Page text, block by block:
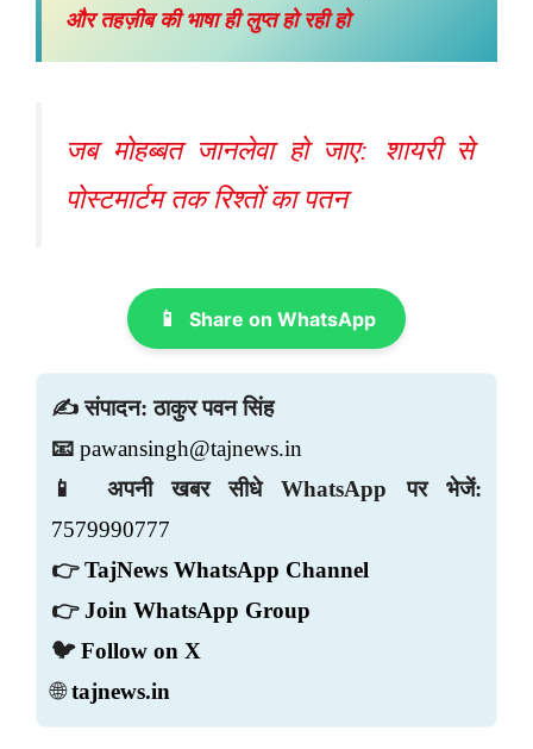
और तहज़ीब की भाषा ही लुप्त हो रही हो
जब मोहब्बत जानलेवा हो जाए: शायरी से
पोस्टमार्टम तक रिश्तों का पतन
📱 Share on WhatsApp
✍️ संपादन: ठाकुर पवन सिंह
📧 pawansingh@tajnews.in
📱 अपनी खबर सीधे WhatsApp पर भेजें:
7579990777
👉 TajNews WhatsApp Channel
👉 Join WhatsApp Group
🐦 Follow on X
🌐tajnews.in